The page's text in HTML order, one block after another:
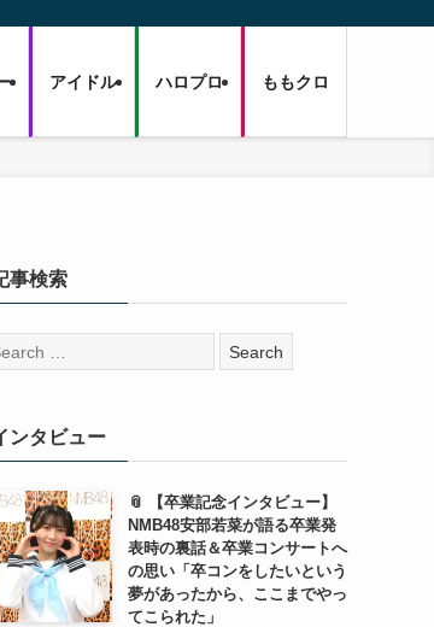
アイドル ハロプロ ももクロ
事検索
ンタビュー
📎 【卒業記念インタビュー】
NMB48安部若菜が語る卒業発
表時の裏話＆卒業コンサートへ
の思い「卒コンをしたいという
夢があったから、ここまでやっ
てこられた」